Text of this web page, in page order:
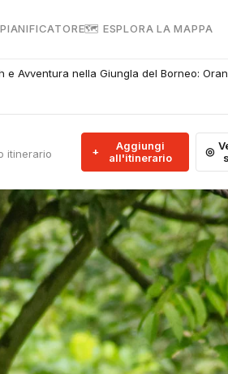
PIANIFICATORE🗺 ESPLORA LA MAPPA
e Avventura nella Giungla del Borneo:
itinerario
Aggiungi
all'itinerario